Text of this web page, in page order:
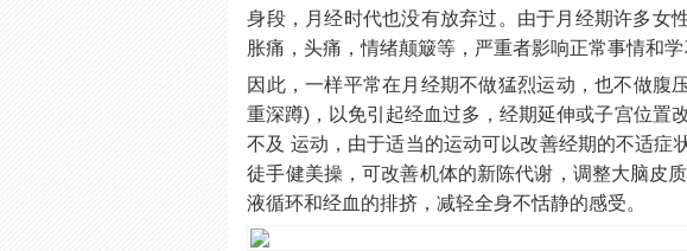
身段，月经时代也没有放弃过。由于月经期许多女
胀痛，头痛，情绪颠簸等，严重者影响正常事情和学
因此，一样平常在月经期不做猛烈运动，也不做腹
重深蹲)，以免引起经血过多，经期延伸或子宫位置
不及 运动，由于适当的运动可以改善经期的不适症
徒手健美操，可改善机体的新陈代谢，调整大脑皮
液循环和经血的排挤，减轻全身不恬静的感受。